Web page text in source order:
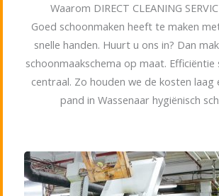
Waarom DIRECT CLEANING
Goed schoonmaken heeft te maken
snelle handen. Huurt u ons in? Dan
schoonmaakschema op maat.
centraal. Zo houden we de kosten laag
pand in Wassenaar hygiënisch